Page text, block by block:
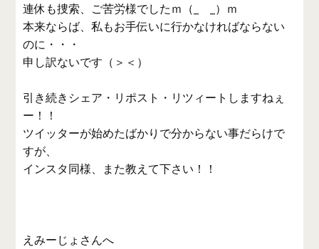
連休も捜索、ご苦労様でしたｍ（_ _）ｍ
本来ならば、私もお手伝いに行かなければならない
のに・・・
申し訳ないです（＞＜）
引き続きシェア・リポスト・リツィートしますねぇ
ー！！
ツイッターが始めたばかりで分からない事だらけで
すが、
インスタ同様、また教えて下さい！！
えみーじょさんへ